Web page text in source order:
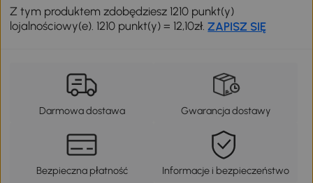
Z tym produktem zdobędziesz 1210 punkt(y)
lojalnościowy(e). 1210 punkt(y) = 12,10zł.ZAPISZ SIĘ
Darmowa dostawa Gwarancja dostawy
Bezpieczna płatność Informacje i bezpieczeństwo